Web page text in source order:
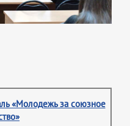
«Молодежь за союзное